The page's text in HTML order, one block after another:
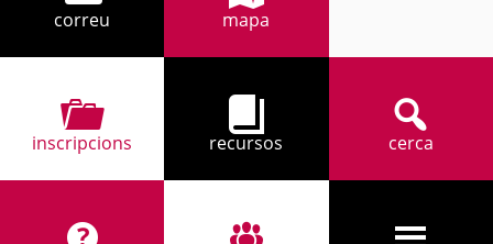
correu mapa
inscripcions recursos cerca